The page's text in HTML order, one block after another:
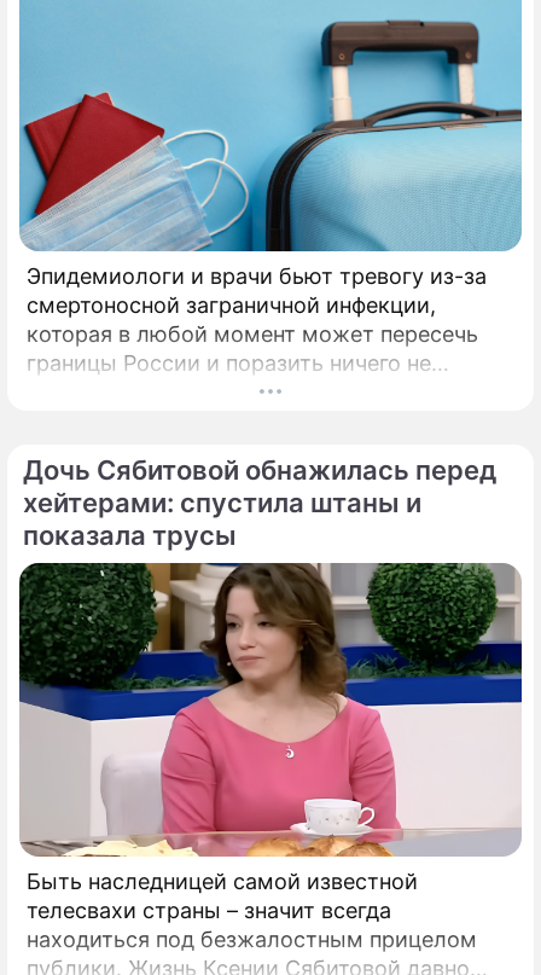
Эпидемиологи и врачи бьют тревогу из-за
смертоносной заграничной инфекции,
которая в любой момент может пересечь
границы России и поразить ничего не
подозревающих граждан. Россию
и смертоносный вирус Бурбон.
Дочь Сябитовой обнажилась перед
хейтерами: спустила штаны и
показала трусы
Быть наследницей самой известной
телесвахи страны – значит всегда
находиться под безжалостным прицелом
публики. Жизнь Ксении Сябитовой давно